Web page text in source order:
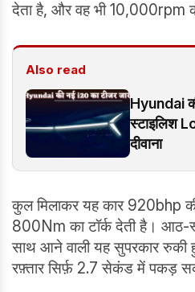
देता है, और वह भी 10,000rpm
Also read
Hyundai
स्टाइलिश
दीवाना
कुल मिलाकर यह कार 920bhp
800Nm का टॉर्क देती है।
साथ आने वाली यह सुपरकार
रफ़्तार सिर्फ़ 2.7 सेकंड में पकड़